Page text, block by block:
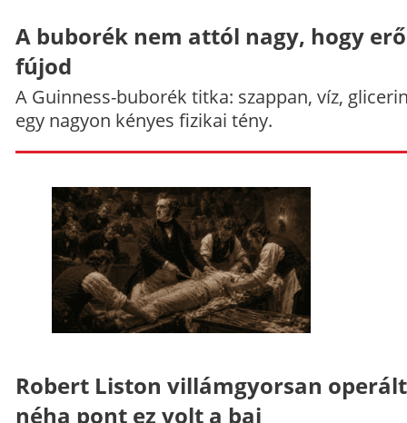
A buborék nem attól nagy, hogy
fújod
A Guinness-buborék titka: szappan, víz,
egy nagyon kényes fizikai tény.
Robert Liston villámgyorsan
néha pont ez volt a baj